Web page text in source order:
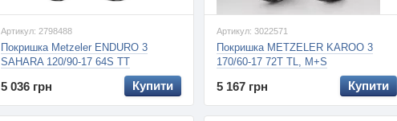
Артикул: 2798488
Покришка Metzeler ENDURO 3
SAHARA 120/90-17 64S TT
5 036 грн Купити
Артикул: 3022571
Покришка METZELER KAROO 3
170/60-17 72T TL, M+S
5 167 грн Купити